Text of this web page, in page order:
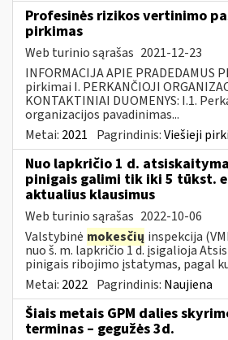
Profesinės rizikos vertinimo
pirkimas
Web turinio sąrašas 2021-12-23
INFORMACIJA APIE PRADEDAMUS
pirkimai I. PERKANČIOJI
KONTAKTINIAI DUOMENYS: I.1.
organizacijos pavadinimas...
Metai: 2021 Pagrindinis:Viešieji
Nuo lapkričio 1 d.
pinigais galimi tik iki 5 tūkst.
aktualius klausimus
Web turinio sąrašas 2022-10-06
Valstybinė mokesčių inspekcija
nuo š. m. lapkričio 1 d. įsigalioja
pinigais ribojimo įstatymas, pagal
Metai: 2022 Pagrindinis: Naujiena
Šiais metais GPM dalies
terminas – gegužės 3d.